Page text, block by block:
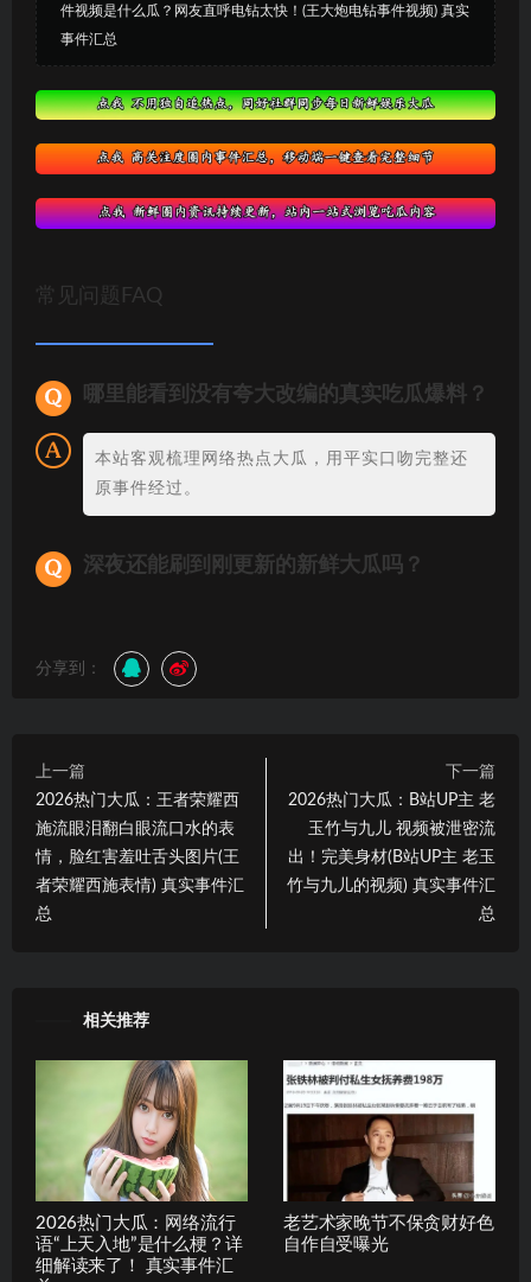
件视频是什么瓜？网友直呼电钻太快！(王大炮电钻事件视频) 真实
事件汇总
常见问题FAQ
哪里能看到没有夸大改编的真实吃瓜爆料？
本站客观梳理网络热点大瓜，用平实口吻完整还
原事件经过。
深夜还能刷到刚更新的新鲜大瓜吗？
分享到：
上一篇
2026热门大瓜：王者荣耀西
施流眼泪翻白眼流口水的表
情，脸红害羞吐舌头图片(王
者荣耀西施表情) 真实事件汇
总
下一篇
2026热门大瓜：B站UP主 老
玉竹与九儿 视频被泄密流
出！完美身材(B站UP主 老玉
竹与九儿的视频) 真实事件汇
总
相关推荐
2026热门大瓜：网络流行
语“上天入地”是什么梗？详
细解读来了！ 真实事件汇
老艺术家晚节不保贪财好色
自作自受曝光